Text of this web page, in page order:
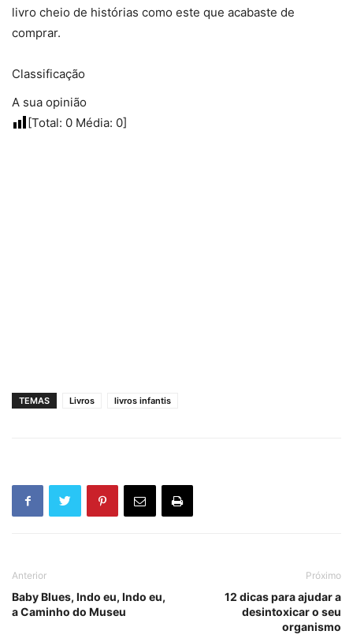
livro cheio de histórias como este que acabaste de
comprar.
Classificação
A sua opinião
[Total: 0 Média: 0]
TEMAS Livros livros infantis
Anterior
Baby Blues, Indo eu, Indo eu,
a Caminho do Museu
Próximo
12 dicas para ajudar a
desintoxicar o seu
organismo